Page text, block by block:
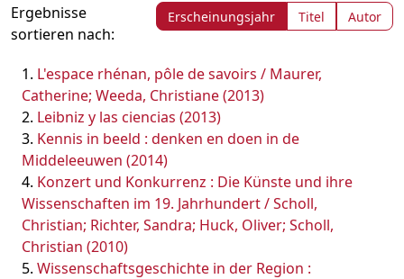
Ergebnisse
sortieren nach:
Erscheinungsjahr Titel Autor
L'espace rhénan, pôle de savoirs / Maurer,
Catherine; Weeda, Christiane (2013)
Leibniz y las ciencias (2013)
Kennis in beeld : denken en doen in de
Middeleeuwen (2014)
Konzert und Konkurrenz : Die Künste und ihre
Wissenschaften im 19. Jahrhundert / Scholl,
Christian; Richter, Sandra; Huck, Oliver; Scholl,
Christian (2010)
Wissenschaftsgeschichte in der Region :